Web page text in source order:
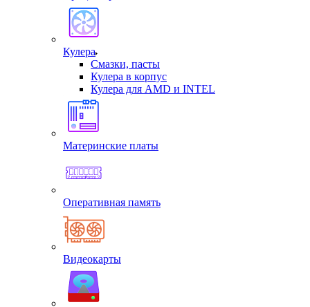
Кулера
Смазки, пасты
Кулера в корпус
Кулера для AMD и INTEL
Материнские платы
Оперативная память
Видеокарты